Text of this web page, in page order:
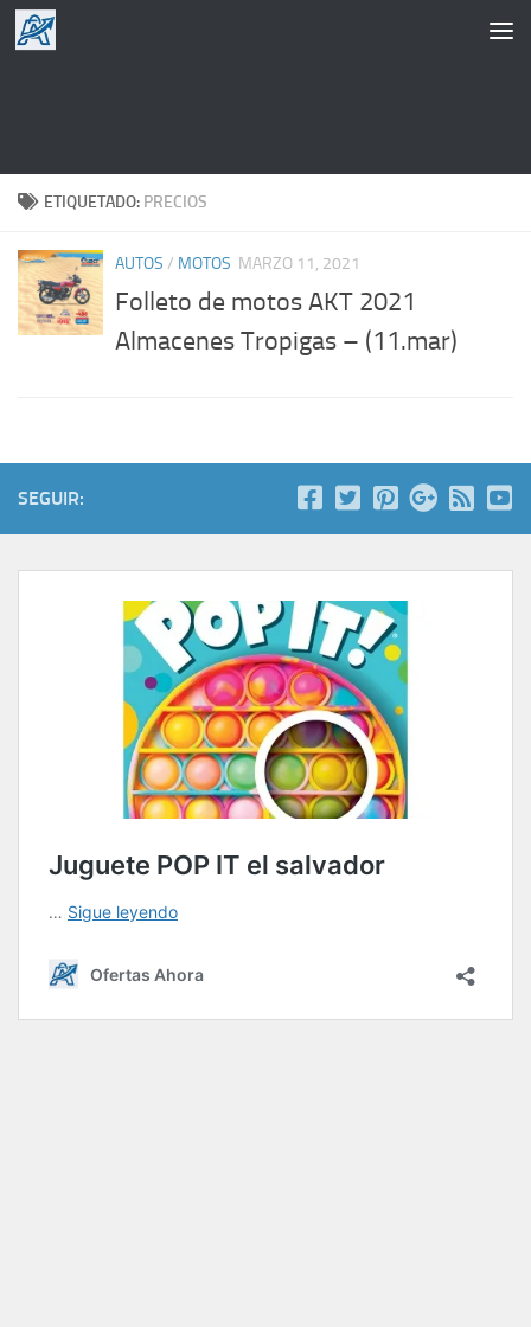
Saltar al contenido
ETIQUETADO: PRECIOS
AUTOS / MOTOS MARZO 11, 2021
Folleto de motos AKT 2021
Almacenes Tropigas – (11.mar)
SEGUIR: